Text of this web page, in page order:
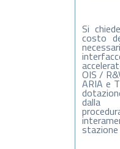
Si
costo
OIS /
ARIA e
dalla